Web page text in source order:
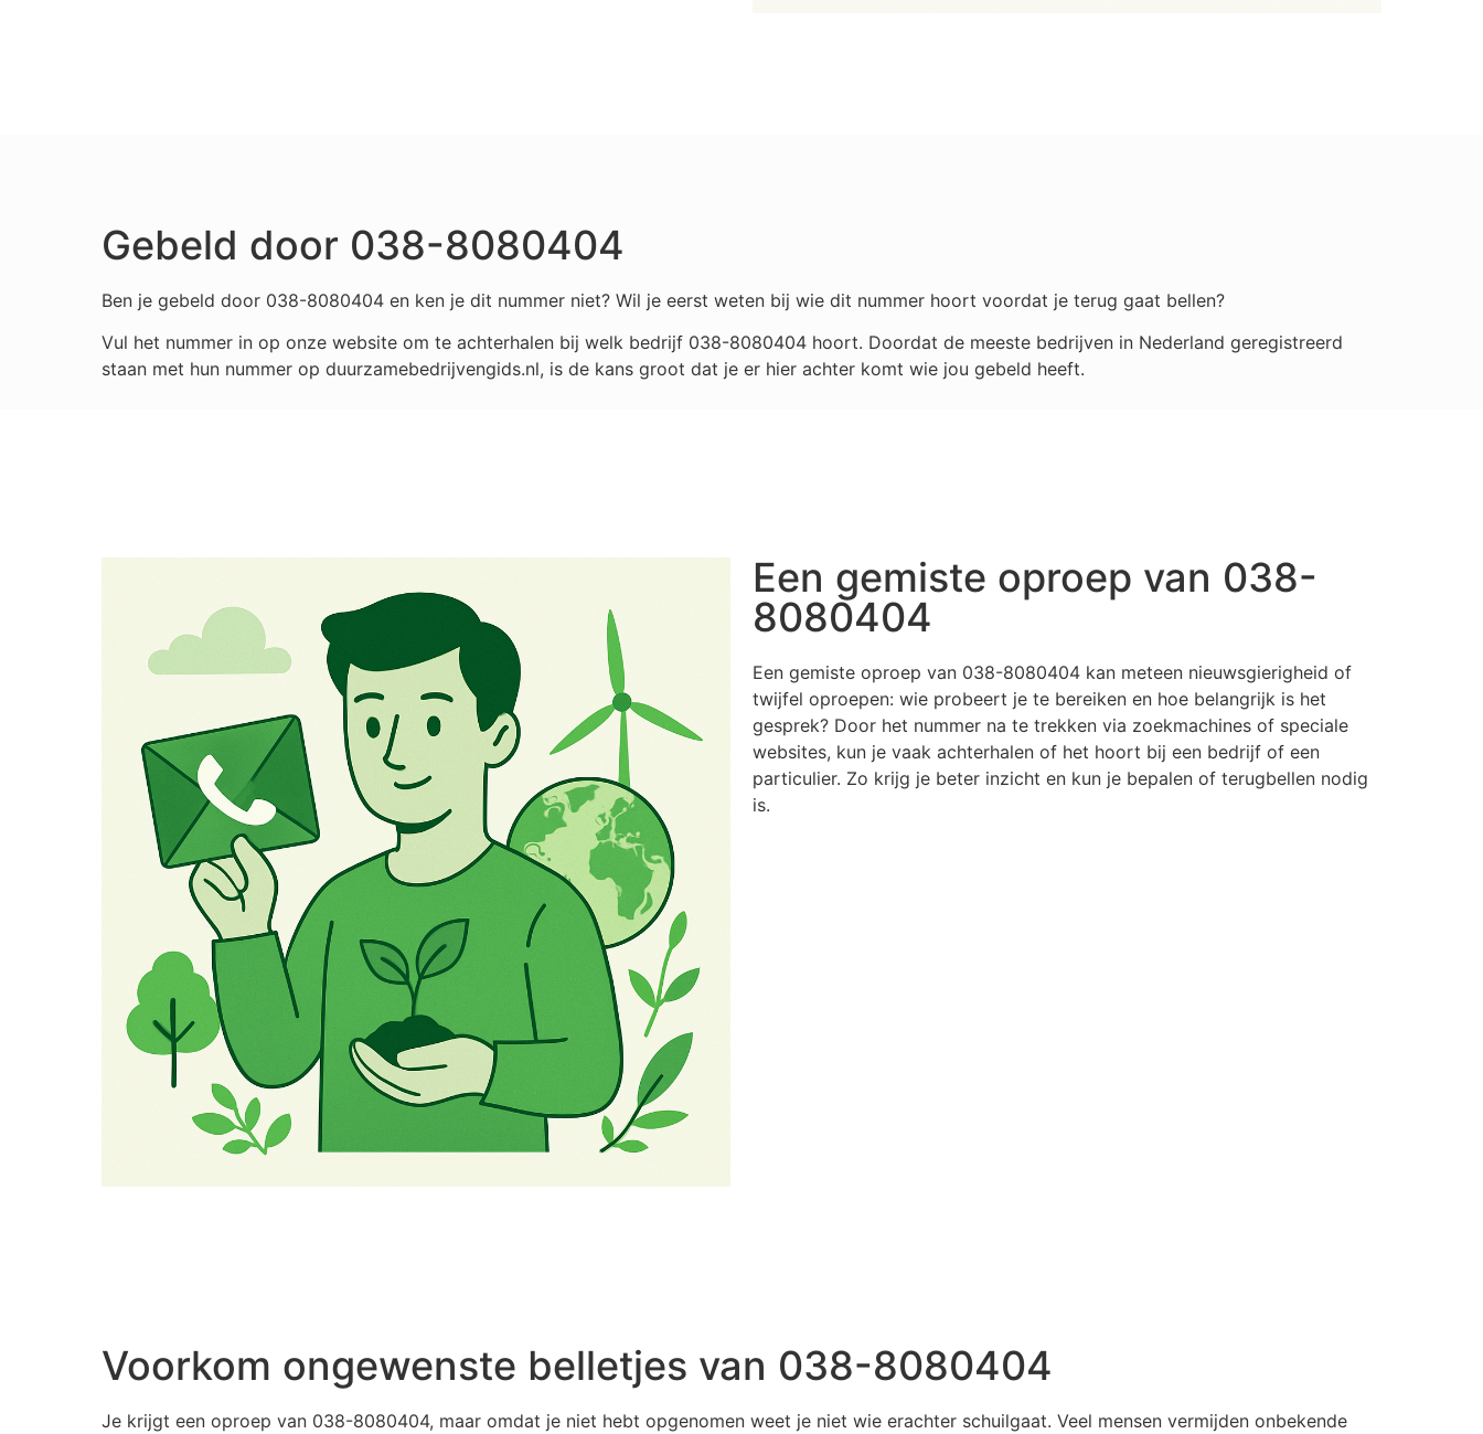
Gebeld door 038-8080404
Ben je gebeld door 038-8080404 en ken je dit nummer niet? Wil je eerst weten bij wie dit nummer hoort voordat je terug gaat bellen?
Vul het nummer in op onze website om te achterhalen bij welk bedrijf 038-8080404 hoort. Doordat de meeste bedrijven in Nederland geregistreerd
staan met hun nummer op duurzamebedrijvengids.nl, is de kans groot dat je er hier achter komt wie jou gebeld heeft.
Een gemiste oproep van 038-
8080404
Een gemiste oproep van 038-8080404 kan meteen nieuwsgierigheid of
twijfel oproepen: wie probeert je te bereiken en hoe belangrijk is het
gesprek? Door het nummer na te trekken via zoekmachines of speciale
websites, kun je vaak achterhalen of het hoort bij een bedrijf of een
particulier. Zo krijg je beter inzicht en kun je bepalen of terugbellen nodig
is.
Voorkom ongewenste belletjes van 038-8080404
Je krijgt een oproep van 038-8080404, maar omdat je niet hebt opgenomen weet je niet wie erachter schuilgaat. Veel mensen vermijden onbekende